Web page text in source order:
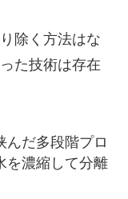
除く方法はな
た技術は存在
んだ多段階プロ
を濃縮して分離